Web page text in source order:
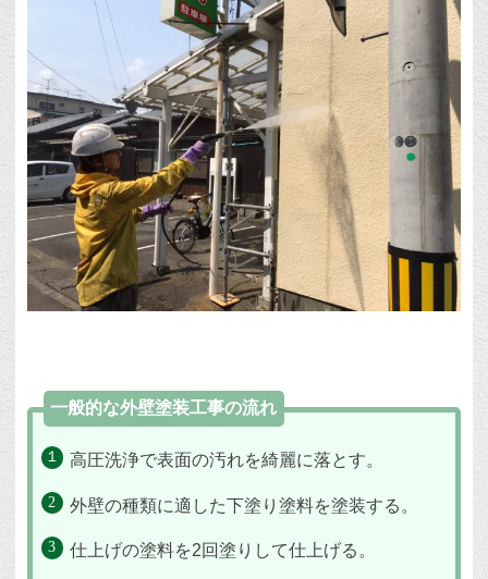
一般的な外壁塗装工事の流れ
高圧洗浄で表面の汚れを綺麗に落とす。
外壁の種類に適した下塗り塗料を塗装する。
仕上げの塗料を2回塗りして仕上げる。